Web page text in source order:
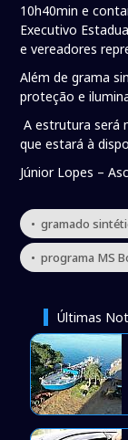
10h40min e
Executivo
e vereadores
Além de grama
proteção e
A estrutura será
que estará à
Júnior Lopes –
• gramado
• programa MS
Últimas